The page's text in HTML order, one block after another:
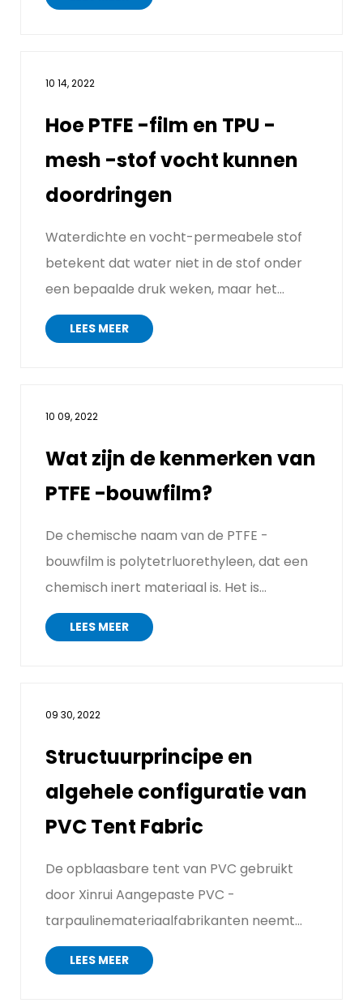
10 14, 2022
Hoe PTFE -film en TPU -
mesh -stof vocht kunnen
doordringen
Waterdichte en vocht-permeabele stof
betekent dat water niet in de stof onder
een bepaalde druk weken, maar het
zweet dat door het menselijk lichaa...
LEES MEER
10 09, 2022
Wat zijn de kenmerken van
PTFE -bouwfilm?
De chemische naam van de PTFE -
bouwfilm is polytetrluorethyleen, dat een
chemisch inert materiaal is. Het is
gemaakt van glasvezel als basis...
LEES MEER
09 30, 2022
Structuurprincipe en
algehele configuratie van
PVC Tent Fabric
De opblaasbare tent van PVC gebruikt
door Xinrui Aangepaste PVC -
tarpaulinemateriaalfabrikanten neemt
LEES MEER